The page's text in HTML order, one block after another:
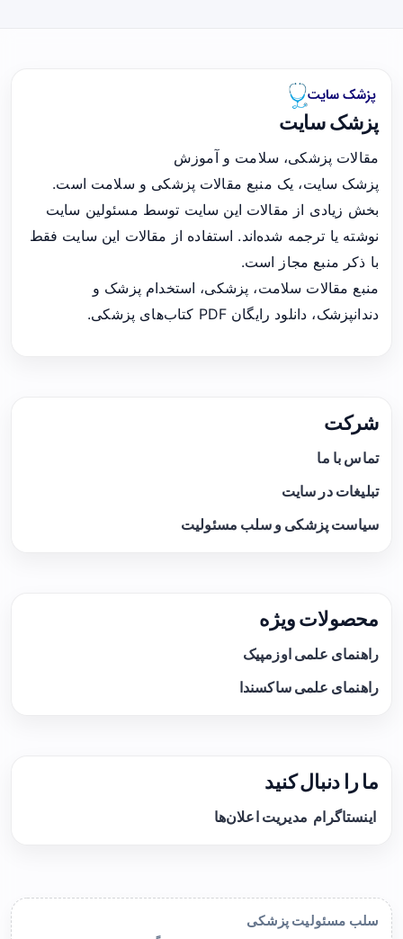
پزشک سایت
مقالات پزشکی، سلامت و آموزش
پزشک سایت، یک منبع مقالات پزشکی و سلامت است.
بخش زیادی از مقالات این سایت توسط مسئولین سایت
نوشته یا ترجمه شده‌اند. استفاده از مقالات این سایت فقط
با ذکر منبع مجاز است.
منبع مقالات سلامت، پزشکی، استخدام پزشک و
دندانپزشک، دانلود رایگان PDF کتاب‌های پزشکی.
شرکت
تماس با ما
تبلیغات در سایت
سیاست پزشکی و سلب مسئولیت
محصولات ویژه
راهنمای علمی اوزمپیک
راهنمای علمی ساکسندا
ما را دنبال کنید
اینستاگرام مدیریت اعلان‌ها
سلب مسئولیت پزشکی